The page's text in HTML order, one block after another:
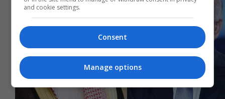
and cookie settings.
Consent
Manage options